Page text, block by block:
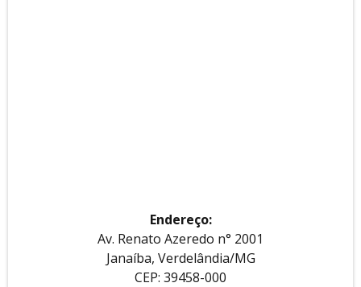
Endereço:
Av. Renato Azeredo n° 2001
Janaíba, Verdelândia/MG
CEP: 39458-000